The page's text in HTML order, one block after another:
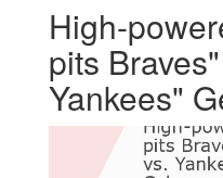
High-
pits
Yankees"